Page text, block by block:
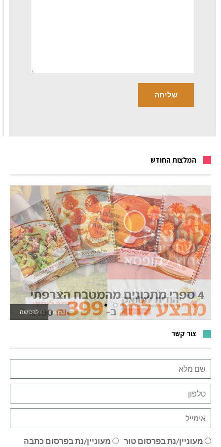
המלצות החודש
לרכישה
לאתר המשחקים
צור קשר
מעוניין/נת בפרסום טור מעוניין/נת בפרסום כתבה